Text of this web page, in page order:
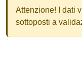
Attenzione! I dati
sottoposti a